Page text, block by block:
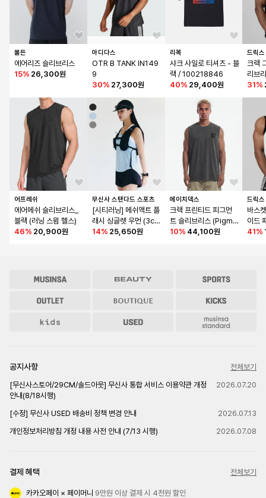
몰든
에어리즈 슬리브리스
15% 26,300원
어프레쉬
에어메쉬 슬리브리스_
블랙 (러닝 스윔 헬스)
46% 20,900원
아디다스
OTR B TANK IN149
9
30% 27,300원
무신사 스탠다드 스포츠
[시티러닝] 메쉬액트 플
래시 싱글렛 우먼 (3col
or)
14% 25,650원
리복
샤크 사일로 티셔츠 - 블
랙 / 100218846
40% 29,400원
에이치덱스
크랙 프린티드 피그먼
트 슬리브리스 (Pigme
nt Charcoal)
10% 44,100원
드릭스
크랙
리브
31%
드릭스
바스
이드
화이
41%
공지사항
전체보기
[무신사스토어/29CM/솔드아웃] 무신사 통합 서비스 이용약관 개정
안내(8/18시행)
2026.07.20
[수정] 무신사 USED 배송비 정책 변경 안내
2026.07.13
개인정보처리방침 개정 내용 사전 안내 (7/13 시행)
2026.07.08
결제 혜택 전체보기
카카오페이 × 페이머니 9만원 이상 결제 시 4천원 할인